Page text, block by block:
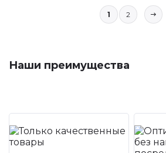
1 2
Наши преимущества